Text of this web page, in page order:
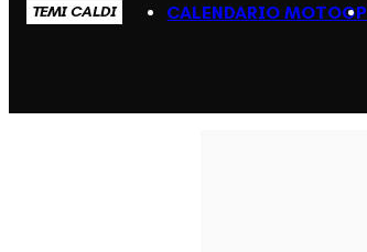
TEMI CALDI CALENDARIO MOTOGP